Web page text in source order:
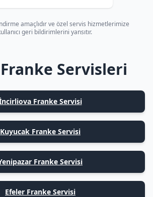
amaçlıdır ve özel servis hizmetlerimize
geri bildirimlerini yansıtır.
Servisleri
Franke Servisi
Kuyucak Franke Servisi
Franke Servisi
Efeler Franke Servisi